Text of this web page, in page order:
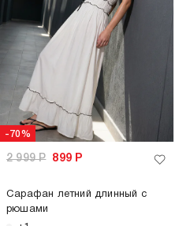
-70%
2 999Р 899 Р
Сарафан летний длинный с
рюшами